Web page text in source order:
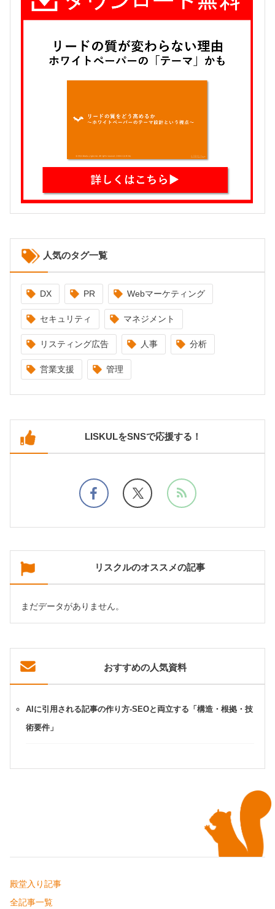
人気のタグ一覧
DX PR Webマーケティング
セキュリティ マネジメント
リスティング広告 人事 分析
営業支援 管理
LISKULをSNSで応援する！
リスクルのオススメの記事
まだデータがありません。
おすすめの人気資料
AIに引用される記事の作り方-SEOと両立する「構造・根拠・技
術要件」
殿堂入り記事
全記事一覧